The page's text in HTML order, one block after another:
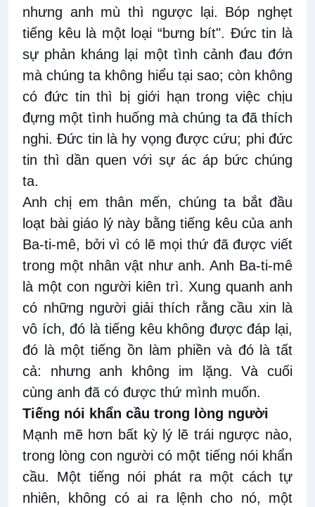
nhưng anh mù thì ngược lại. Bóp nghẹt
tiếng kêu là một loại “bưng bít". Đức tin là
sự phản kháng lại một tình cảnh đau đớn
mà chúng ta không hiểu tại sao; còn không
có đức tin thì bị giới hạn trong việc chịu
đựng một tình huống mà chúng ta đã thích
nghi. Đức tin là hy vọng được cứu; phi đức
tin thì dần quen với sự ác áp bức chúng
ta.
Anh chị em thân mến, chúng ta bắt đầu
loạt bài giáo lý này bằng tiếng kêu của anh
Ba-ti-mê, bởi vì có lẽ mọi thứ đã được viết
trong một nhân vật như anh. Anh Ba-ti-mê
là một con người kiên trì. Xung quanh anh
có những người giải thích rằng cầu xin là
vô ích, đó là tiếng kêu không được đáp lại,
đó là một tiếng ồn làm phiền và đó là tất
cả: nhưng anh không im lặng. Và cuối
cùng anh đã có được thứ mình muốn.
Tiếng nói khẩn cầu trong lòng người
Mạnh mẽ hơn bất kỳ lý lẽ trái ngược nào,
trong lòng con người có một tiếng nói khẩn
cầu. Một tiếng nói phát ra một cách tự
nhiên, không có ai ra lệnh cho nó, một